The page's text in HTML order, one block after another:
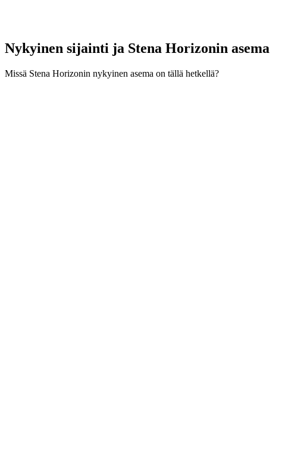
Nykyinen sijainti ja Stena Horizonin asema
Missä Stena Horizonin nykyinen asema on tällä hetkellä?